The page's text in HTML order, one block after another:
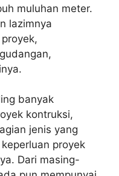
muluhan meter.
lazimnya
banyak
kontruksi,
jenis yang
proyek
Dari masing-